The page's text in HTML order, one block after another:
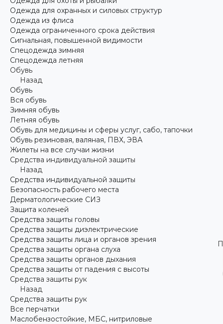
Одежда для охранных и силовых структур
Одежда из флиса
Одежда ограниченного срока действия
Сигнальная, повышенной видимости
Спецодежда зимняя
Спецодежда летняя
Обувь
Назад
Обувь
Вся обувь
Зимняя обувь
Летняя обувь
Обувь для медицины и сферы услуг, сабо, тапочки
Обувь резиновая, валяная, ПВХ, ЭВА
Жилеты на все случаи жизни
Средства индивидуальной защиты
Назад
Средства индивидуальной защиты
Безопасность рабочего места
Дерматологические СИЗ
Защита коленей
Средства защиты головы
Средства защиты диэлектрические
Средства защиты лица и органов зрения
Средства защиты органа слуха
Средства защиты органов дыхания
Средства защиты от падения с высоты
Средства защиты рук
Назад
Средства защиты рук
Все перчатки
Маслобензостойкие, МБС, нитриловые